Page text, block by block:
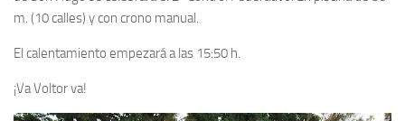
m. (10 calles) y con crono manual.
El calentamiento empezará a las 15:50 h.
¡Va Voltor va!